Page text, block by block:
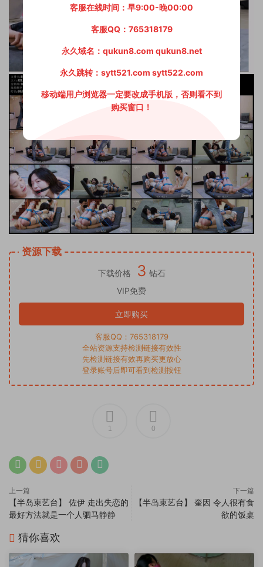
资源下载
下载价格 3 钻石
VIP免费
立即购买
客服QQ：765318179
全站资源支持检测链接有效性
先检测链接有效再购买更放心
登录账号后即可看到检测按钮
1 0
上一篇
【半岛束艺台】 佐伊 走出失恋的
最好方法就是一个人驷马静静
下一篇
【半岛束艺台】 奎因 令人很有食
欲的饭桌
猜你喜欢
客服在线时间：早9:00-晚00:00
客服QQ：765318179
永久域名：qukun8.com qukun8.net
永久跳转：sytt521.com sytt522.com
移动端用户浏览器一定要改成手机版，否则看不到
购买窗口！